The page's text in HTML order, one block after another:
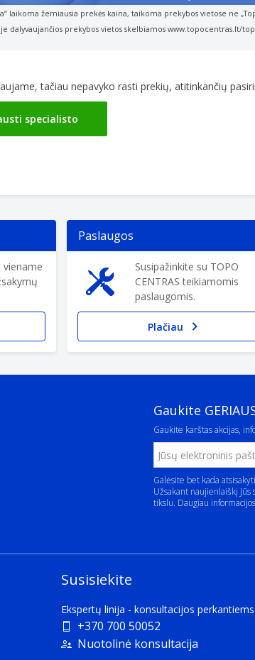
laikoma žemiausia prekės kaina, taikoma prekybos vietose ne
dalyvaujančios prekybos vietos skelbiamos www.topocentras.lt/
tačiau nepavyko rasti prekių, atitinkančių
specialisto
viename
Paslaugos
Susipažinkite su TOPO
CENTRAS teikiamomis
paslaugomis.
Plačiau
Gaukite
Gaukite karštas akcijas,
Galėsite bet kada
Užsakant naujienlaiškį
tikslu. Daugiau
Susisiekite
Ekspertų linija - konsultacijos perkantiems
+370 700 50052
Nuotolinė konsultacija